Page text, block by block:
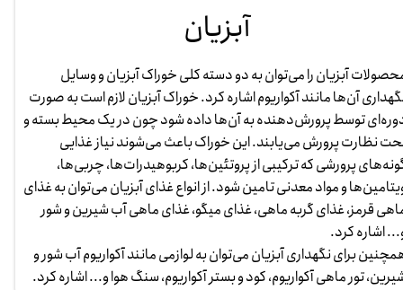
آبزیان
آبزیان را می‌توان به دو دسته کلی خوراک آبزیان و وسایل
آن‌ها مانند آکواریوم اشاره کرد. خوراک آبزیان لازم است به صورت
توسط پرورش‌دهنده به آن‌ها داده شود چون در یک محیط بسته و
نظارت پرورش می‌‌یابند. این خوراک باعث می‌شوند نیاز غذایی
پرورشی که ترکیبی از پروتئین‌ها، کربوهیدرات‌ها، چربی‌ها،
و مواد معدنی تامین شود. از انواع غذای آبزیان می‌توان به غذای
قرمز، غذای گربه ماهی، غذای میگو، غذای ماهی آب شیرین و شور
اشاره کرد.
برای نگهداری آبزیان می‌توان به لوازمی مانند آکواریوم آب شور و
تور ماهی آکواریوم، کود و بستر آکواریوم، سنگ هوا و... اشاره کرد.